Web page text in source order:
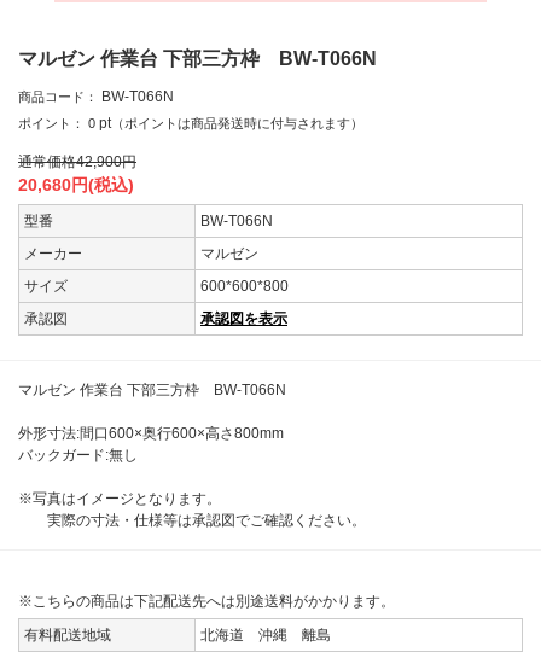
マルゼン 作業台 下部三方枠 BW-T066N
商品コード： BW-T066N
ポイント： 0 pt （ポイントは商品発送時に付与されます）
通常価格42,900円
20,680円(税込)
型番
BW-T066N
メーカー
マルゼン
サイズ
600*600*800
承認図
承認図を表示
マルゼン 作業台 下部三方枠 BW-T066N
外形寸法:間口600×奥行600×高さ800mm
バックガード:無し
※写真はイメージとなります。
実際の寸法・仕様等は承認図でご確認ください。
※こちらの商品は下記配送先へは別途送料がかかります。
有料配送地域
北海道 沖縄 離島